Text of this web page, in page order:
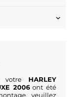
votre HARLEY
2006ont été
veuillez